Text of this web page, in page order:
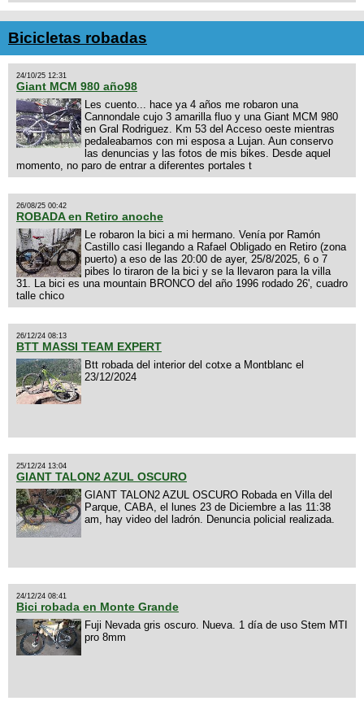
Bicicletas robadas
24/10/25 12:31
Giant MCM 980 año98
Les cuento... hace ya 4 años me robaron una
Cannondale cujo 3 amarilla fluo y una Giant MCM 980
en Gral Rodriguez. Km 53 del Acceso oeste mientras
pedaleabamos con mi esposa a Lujan. Aun conservo
las denuncias y las fotos de mis bikes. Desde aquel
momento, no paro de entrar a diferentes portales t
26/08/25 00:42
ROBADA en Retiro anoche
Le robaron la bici a mi hermano. Venía por Ramón
Castillo casi llegando a Rafael Obligado en Retiro (zona
puerto) a eso de las 20:00 de ayer, 25/8/2025, 6 o 7
pibes lo tiraron de la bici y se la llevaron para la villa
31. La bici es una mountain BRONCO del año 1996 rodado 26', cuadro
talle chico
26/12/24 08:13
BTT MASSI TEAM EXPERT
Btt robada del interior del cotxe a Montblanc el
23/12/2024
25/12/24 13:04
GIANT TALON2 AZUL OSCURO
GIANT TALON2 AZUL OSCURO Robada en Villa del
Parque, CABA, el lunes 23 de Diciembre a las 11:38
am, hay video del ladrón. Denuncia policial realizada.
24/12/24 08:41
Bici robada en Monte Grande
Fuji Nevada gris oscuro. Nueva. 1 día de uso Stem MTI
pro 8mm